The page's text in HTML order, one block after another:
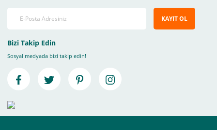
KAYIT OL
Bizi Takip Edin
Sosyal medyada bizi takip edin!